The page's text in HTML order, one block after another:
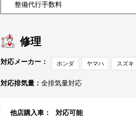
整備代行手数料
修理
対応メーカー： ホンダ ヤマハ スズキ
対応排気量： 全排気量対応
他店購入車： 対応可能